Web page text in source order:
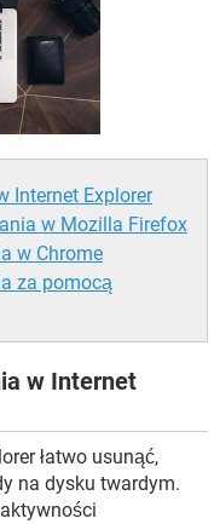
Internet Explorer
w Mozilla Firefox
w Chrome
za pomocą
w Internet
łatwo usunąć,
na dysku twardym.